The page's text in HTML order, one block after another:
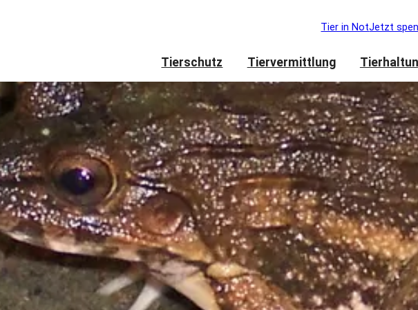
Tier in NotJetzt
Tierschutz Tiervermittlung